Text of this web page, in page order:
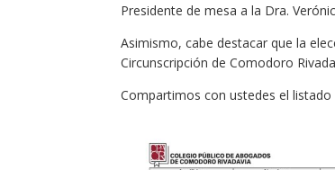
Presidente de mesa a la Dra.
Asimismo, cabe destacar que la
Circunscripción de Comodoro
Compartimos con ustedes el